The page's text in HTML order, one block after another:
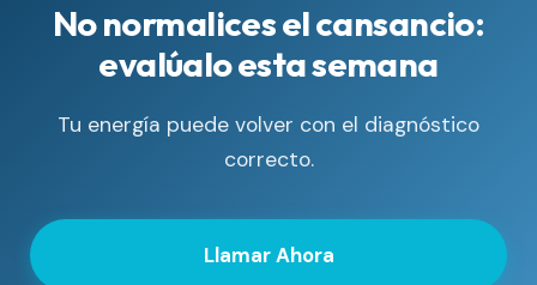
No normalices el cansancio:
evalúalo esta semana
Tu energía puede volver con el diagnóstico
correcto.
Llamar Ahora